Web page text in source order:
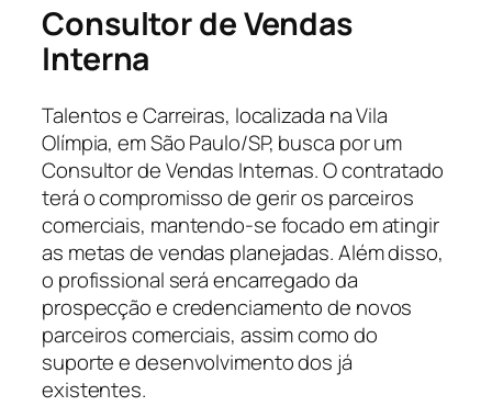
Consultor de Vendas
Interna
Talentos e Carreiras, localizada na Vila
Olímpia, em São Paulo/SP, busca por um
Consultor de Vendas Internas. O contratado
terá o compromisso de gerir os parceiros
comerciais, mantendo-se focado em atingir
as metas de vendas planejadas. Além disso,
o profissional será encarregado da
prospecção e credenciamento de novos
parceiros comerciais, assim como do
suporte e desenvolvimento dos já
existentes.